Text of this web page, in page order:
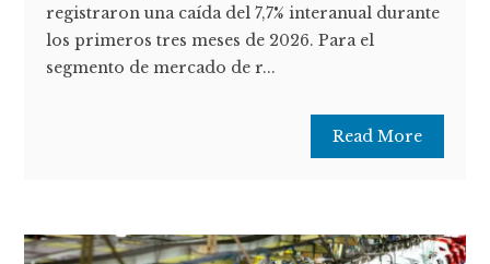
registraron una caída del 7,7% interanual durante
los primeros tres meses de 2026. Para el
segmento de mercado de r...
Read More